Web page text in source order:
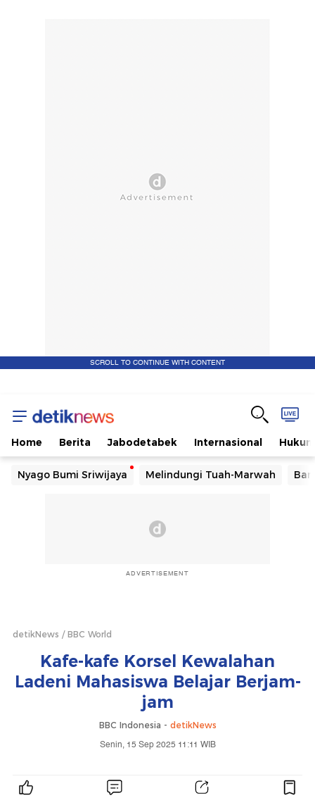
SCROLL TO CONTINUE WITH CONTENT
Home Berita Jabodetabek Internasional Hukum
Nyago Bumi Sriwijaya Melindungi Tuah-Marwah
ADVERTISEMENT
detikNews BBC World
Kafe-kafe Korsel Kewalahan
Ladeni Mahasiswa Belajar Berjam-
jam
BBC Indonesia - detikNews
Senin, 15 Sep 2025 11:11 WIB